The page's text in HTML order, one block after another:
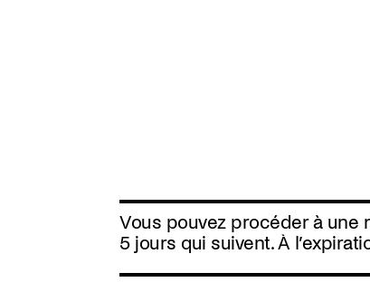
Vous pouvez procéder à une
5 jours qui suivent. À